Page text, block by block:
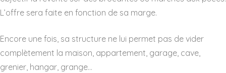
L’offre sera faite en fonction de sa marge.
Encore une fois, sa structure ne lui permet pas de vider
complètement la maison, appartement, garage, cave,
grenier, hangar, grange…